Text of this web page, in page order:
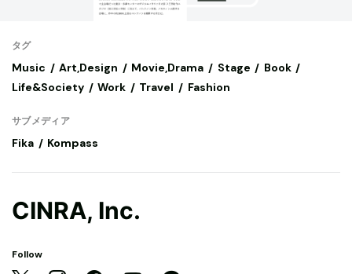
タグ
Music Art,Design Movie,Drama Stage
Book
Life&Society
Work Travel Fashion
サブメディア
Fika Kompass
CINRA, Inc.
Follow